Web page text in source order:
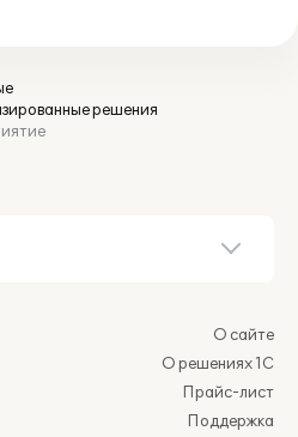
решения
О сайте
О решениях 1С
Прайс-лист
Поддержка